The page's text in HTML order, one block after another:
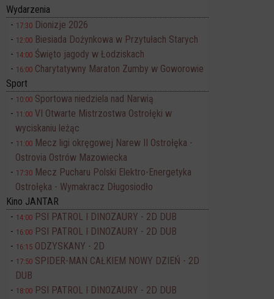
Wydarzenia
17:30 Dionizje 2026
12:00 Biesiada Dożynkowa w Przytułach Starych
14:00 Święto jagody w Łodziskach
16:00 Charytatywny Maraton Zumby w Goworowie
Sport
10:00 Sportowa niedziela nad Narwią
11:00 VI Otwarte Mistrzostwa Ostrołęki w
wyciskaniu leżąc
11:00 Mecz ligi okręgowej Narew II Ostrołęka -
Ostrovia Ostrów Mazowiecka
17:30 Mecz Pucharu Polski Elektro-Energetyka
Ostrołęka - Wymakracz Długosiodło
Kino JANTAR
14:00 PSI PATROL I DINOZAURY - 2D DUB
16:00 PSI PATROL I DINOZAURY - 2D DUB
16:15 ODZYSKANY - 2D
17:50 SPIDER-MAN CAŁKIEM NOWY DZIEŃ - 2D
DUB
18:00 PSI PATROL I DINOZAURY - 2D DUB